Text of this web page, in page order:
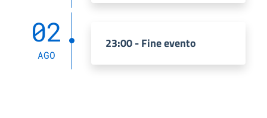
02
AGO
23:00 - Fine evento